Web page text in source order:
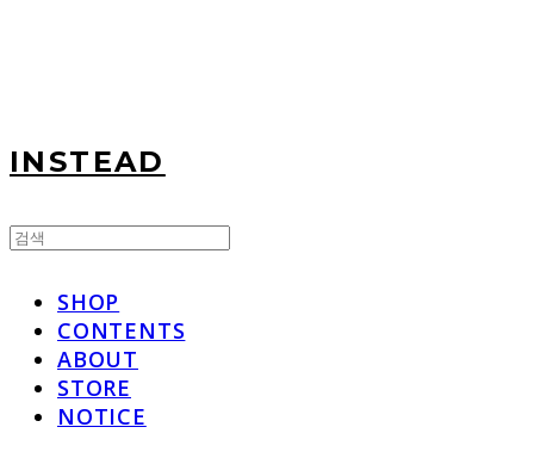
INSTEAD
SHOP
CONTENTS
ABOUT
STORE
NOTICE